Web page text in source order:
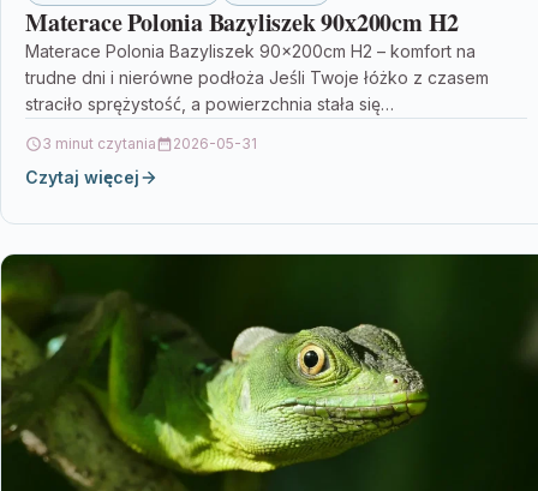
Materace Polonia Bazyliszek 90x200cm H2
Materace Polonia Bazyliszek 90x200cm H2 – komfort na
trudne dni i nierówne podłoża Jeśli Twoje łóżko z czasem
straciło sprężystość, a powierzchnia stała się…
3 minut czytania 2026-05-31
Czytaj więcej